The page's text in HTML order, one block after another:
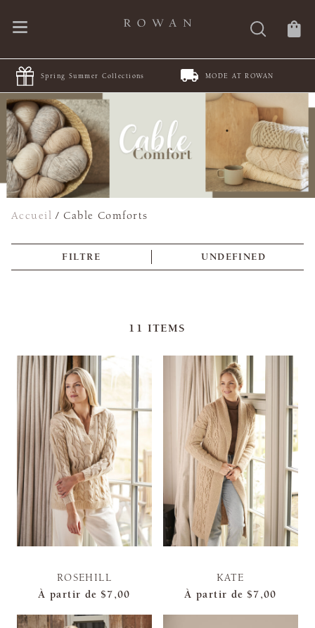
Spring Summer Collections MODE AT ROWAN
Accueil /Cable Comforts
FILTRE UNDEFINED
11 ITEMS
ROSEHILL
À partir de $7,00
KATE
À partir de $7,00